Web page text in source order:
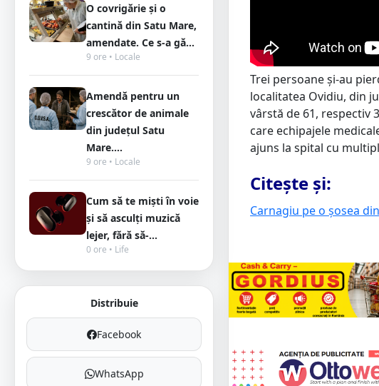
O covrigărie și o
cantină din Satu Mare,
amendate. Ce s-a gă...
9 ore • Locale
Amendă pentru un
crescător de animale
din județul Satu
Mare....
9 ore • Locale
Cum să te miști în voie
și să asculți muzică
lejer, fără să-...
0 ore • Life
Distribuie
Facebook
WhatsApp
Trei persoane și-au
localitatea Ovidiu, din
vârstă de 61, respectiv
care echipajele
ajuns la spital cu
Citește și:
Carnagiu pe o șosea